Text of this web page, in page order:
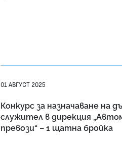
01 АВГУСТ 2025
Конкурс за назначаване на
служител в дирекция
превози“ – 1 щатна бройка